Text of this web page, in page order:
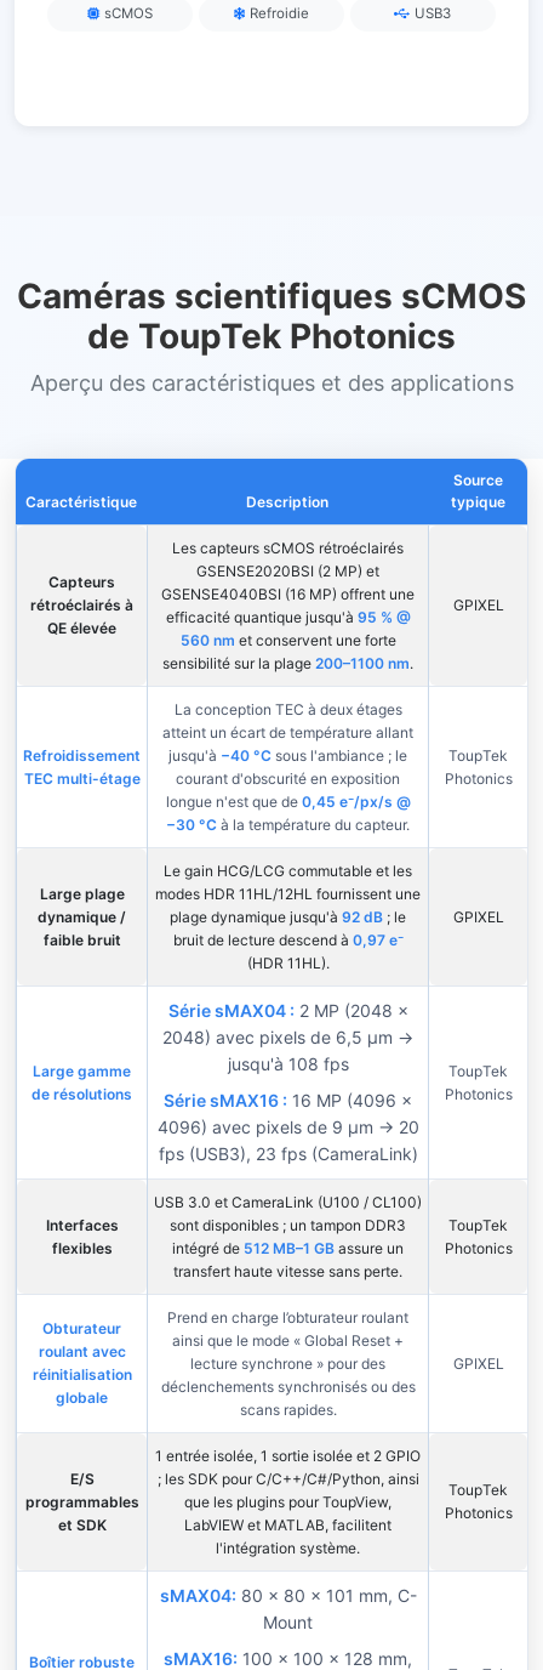
précisionsCMOS Refroidie USB3
Caméras scientifiques sCMOS
de ToupTek Photonics
Aperçu des caractéristiques et des applications
Caractéristique Description
Source
typique
Capteurs
rétroéclairés à
QE élevée
Les capteurs sCMOS rétroéclairés
GSENSE2020BSI (2 MP) et
GSENSE4040BSI (16 MP) offrent une
efficacité quantique jusqu'à 95 % @
560 nm et conservent une forte
sensibilité sur la plage 200–1100 nm.
GPIXEL
Refroidissement
TEC multi-étage
La conception TEC à deux étages
atteint un écart de température allant
jusqu'à −40 °C sous l'ambiance ; le
courant d'obscurité en exposition
longue n'est que de 0,45 e⁻/px/s @
−30 °C à la température du capteur.
ToupTek
Photonics
Large plage
dynamique /
faible bruit
Le gain HCG/LCG commutable et les
modes HDR 11HL/12HL fournissent une
plage dynamique jusqu'à 92 dB ; le
bruit de lecture descend à 0,97 e⁻
(HDR 11HL).
GPIXEL
Large gamme
de résolutions
Série sMAX04 : 2 MP (2048 ×
2048) avec pixels de 6,5 µm →
jusqu'à 108 fps
Série sMAX16 : 16 MP (4096 ×
4096) avec pixels de 9 µm → 20
fps (USB3), 23 fps (CameraLink)
ToupTek
Photonics
Interfaces
flexibles
USB 3.0 et CameraLink (U100 / CL100)
sont disponibles ; un tampon DDR3
intégré de 512 MB–1 GB assure un
transfert haute vitesse sans perte.
ToupTek
Photonics
Obturateur
roulant avec
réinitialisation
globale
Prend en charge l’obturateur roulant
ainsi que le mode « Global Reset +
lecture synchrone » pour des
déclenchements synchronisés ou des
scans rapides.
GPIXEL
E/S
programmables
et SDK
1 entrée isolée, 1 sortie isolée et 2 GPIO
; les SDK pour C/C++/C#/Python, ainsi
que les plugins pour ToupView,
LabVIEW et MATLAB, facilitent
l'intégration système.
ToupTek
Photonics
Boîtier robuste
sMAX04: 80 × 80 × 101 mm, C-
Mount
sMAX16: 100 × 100 × 128 mm,